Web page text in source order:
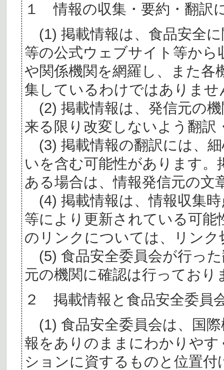
１ 情報の収集・要約・翻訳
(1) 掲載情報は、食品安全
等の公式ウェブサイト等か
や関係機関を網羅し、また各
集しているわけではありませ
(2) 掲載情報は、発信元の
来る限り改変しないよう翻訳
(3) 掲載情報の翻訳には、
いを含む可能性があります。
ある場合は、情報発信元の文
(4) 掲載情報は、情報収集
等により更新されている可
のリンクについては、リン
(5) 食品安全委員会が行っ
元の機関に確認は行っており
２ 掲載情報と食品安全委員
(1) 食品安全委員会は、国
報をありのままにわかりや
ションに資するものと位置